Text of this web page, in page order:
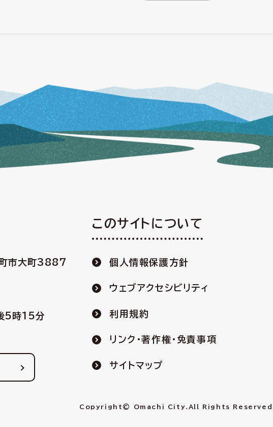
市大町3887
5時15分
このサイトについて
個人情報保護方針
ウェブアクセシビリティ
利用規約
リンク・著作権・免責事項
サイトマップ
Copyright© Omachi City. All Rights Reserved.